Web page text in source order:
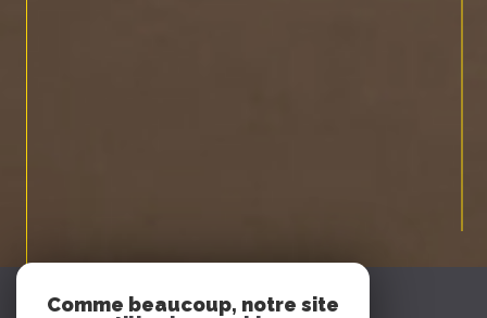
PROPRIÉTAIRE
Comme beaucoup, notre site